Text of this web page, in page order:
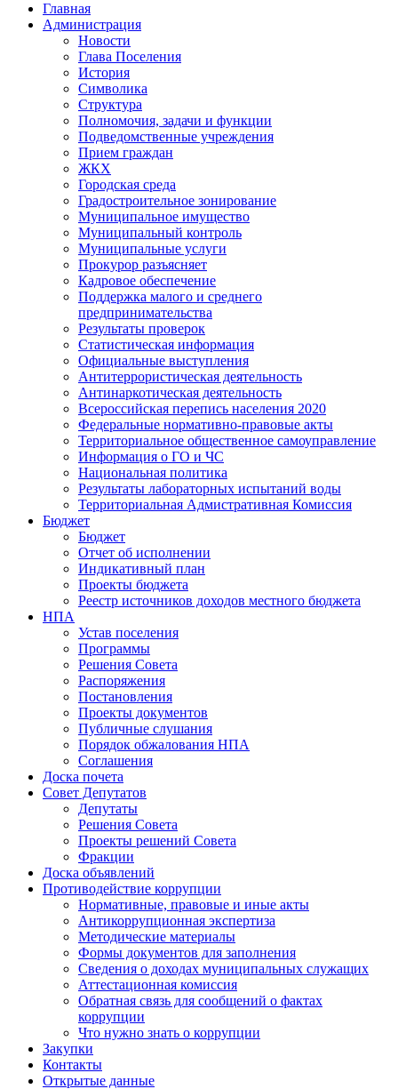
Главная
Администрация
Новости
Глава Поселения
История
Символика
Структура
Полномочия, задачи и функции
Подведомственные учреждения
Прием граждан
ЖКХ
Городская среда
Градостроительное зонирование
Муниципальное имущество
Муниципальный контроль
Муниципальные услуги
Прокурор разъясняет
Кадровое обеспечение
Поддержка малого и среднего
предпринимательства
Результаты проверок
Статистическая информация
Официальные выступления
Антитеррористическая деятельность
Антинаркотическая деятельность
Всероссийская перепись населения 2020
Федеральные нормативно-правовые акты
Территориальное общественное самоуправление
Информация о ГО и ЧС
Национальная политика
Результаты лабораторных испытаний воды
Территориальная Адмистративная Комиссия
Бюджет
Бюджет
Отчет об исполнении
Индикативный план
Проекты бюджета
Реестр источников доходов местного бюджета
НПА
Устав поселения
Программы
Решения Совета
Распоряжения
Постановления
Проекты документов
Публичные слушания
Порядок обжалования НПА
Соглашения
Доска почета
Совет Депутатов
Депутаты
Решения Совета
Проекты решений Совета
Фракции
Доска объявлений
Противодействие коррупции
Нормативные, правовые и иные акты
Антикоррупционная экспертиза
Методические материалы
Формы документов для заполнения
Сведения о доходах муниципальных служащих
Аттестационная комиссия
Обратная связь для сообщений о фактах
коррупции
Что нужно знать о коррупции
Закупки
Контакты
Открытые данные